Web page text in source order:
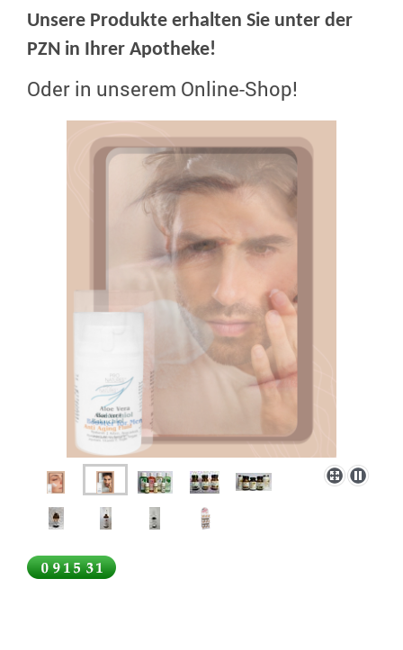
Unsere Produkte erhalten Sie unter der
PZN in Ihrer Apotheke!
Oder in unserem Online-Shop!